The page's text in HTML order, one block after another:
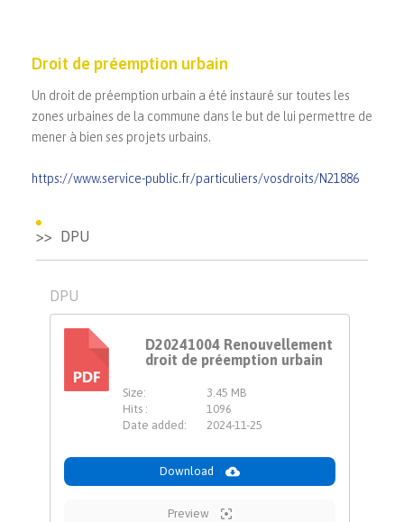
Droit de préemption urbain
Un droit de préemption urbain a été instauré sur toutes les
zones urbaines de la commune dans le but de lui permettre de
mener à bien ses projets urbains.
https://www.service-public.fr/particuliers/vosdroits/N21886
DPU
DPU
PDF
D20241004 Renouvellement
droit de préemption urbain
Size:
3.45 MB
Hits :
1096
Date added:
2024-11-25
Download
Preview